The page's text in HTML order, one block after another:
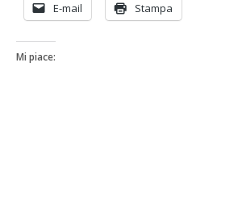
E-mail Stampa
Mi piace: